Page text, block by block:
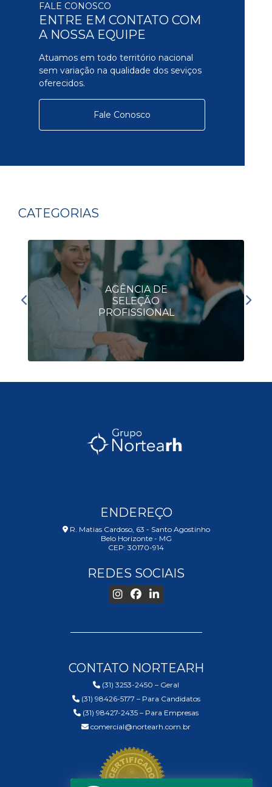
FALE CONOSCO
ENTRE EM CONTATO COM
A NOSSA EQUIPE
Atuamos em todo território nacional
sem variação na qualidade dos seviços
oferecidos.
Fale Conosco
CATEGORIAS
AGÊNCIA DE
SELEÇÃO
PROFISSIONAL
ENDEREÇO
R. Matias Cardoso, 63 - Santo Agostinho
Belo Horizonte - MG
CEP: 30170-914
REDES SOCIAIS
CONTATO NORTEARH
(31) 3253-2450 – Geral
(31) 98426-5177 – Para Candidatos
(31) 98427-2435 – Para Empresas
comercial@nortearh.com.br